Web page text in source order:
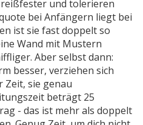
und tolerieren
bei Anfängern liegt bei
ist sie fast doppelt so
Wand mit Mustern
Aber selbst dann:
besser, verziehen sich
Zeit, sie genau
beträgt 25
- das ist mehr als doppelt